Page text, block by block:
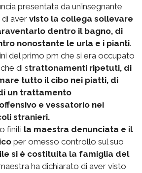
presentata da un’insegnante
aver visto la collega sollevare
dentro il bagno, di
nonostante le urla e i pianti.
del primo pm che si era occupato
di strattonamenti ripetuti, di
tutto il cibo nei piatti, di
un trattamento
e vessatorio nei
stranieri.
finiti la maestra denunciata e il
per omesso controllo sul suo
si è costituita la famiglia del
ha dichiarato di aver visto